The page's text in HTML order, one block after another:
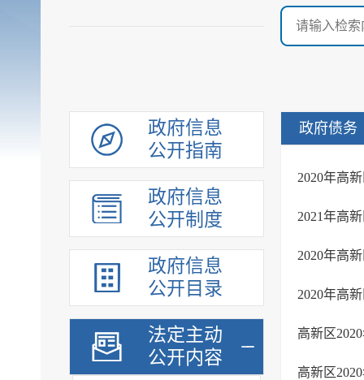
政府信息
公开指南
政府信息
公开制度
政府信息
公开目录
法定主动
公开内容
政府债务
2020年高
2021年高
2020年高
2020年高
高新区
高新区